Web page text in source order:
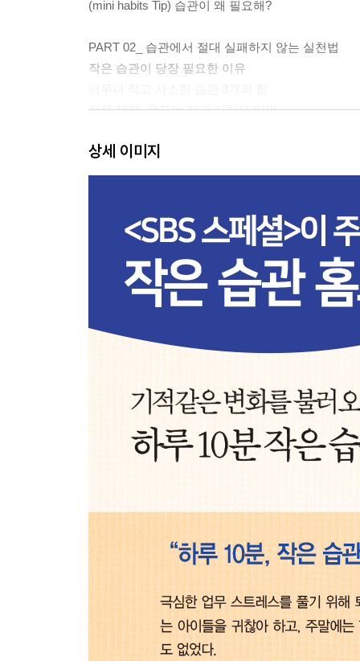
(mini habits Tip) 습관이 왜 필요해?
PART 02_ 습관에서 절대 실패하지 않는 실천법
작은 습관이 당장 필요한 이유
하루 10분, 목표는 작게 실천은 맘껏
매일, 조금씩, 올바르게 실천하라
(My mini habits) 나에게 필요한 작은 습관은?
PART 03_ 나의 인생을 바꾼 하루 10분 습관 3개
새벽 4시 반, 하루를 시작하다
나의 꿈, 나의 롤모델을 찾다
25년 담배 인생과 결별하다
나의 이름으로 된 법칙 만들기
PART 04_ 아이, 가족, 회사로 퍼져 나가는 물결 습
작은 습관이 불러온 나비효과
부모의 습관이 아이에게 퍼져 나가다
아이 습관 만들기 프로젝트
스티븐 기즈의 놀라운 제안
혼자 하는 습관에서 함께 하는 습관으로
(My mini habits) 나를 행복하게 하는 작은 습관 5가
(mini habits Tip) 흔들리는 마음 다잡기
PART 05_ 카톡으로 평생 습관 만들기 - 실천편
습관을 통해 무엇을 얻을 수 있나?
습관을 시작하는 아주 쉬운 방법
상세 이미지